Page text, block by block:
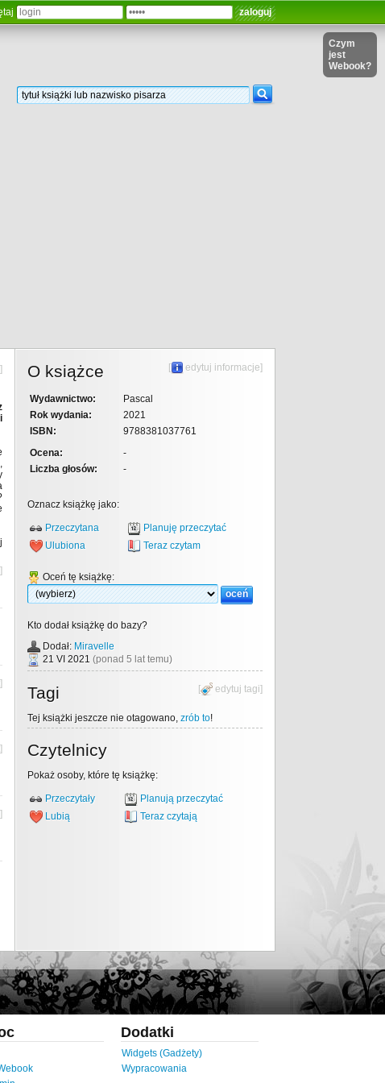
Czym
jest
Webook?
]
]
]
]
]
[ edytuj informacje]
O książce
Wydawnictwo:
Pascal
Rok wydania:
2021
ISBN:
9788381037761
Ocena:
-
Liczba głosów:
-
Oznacz książkę jako:
Przeczytana
Planuję przeczytać
Ulubiona
Teraz czytam
Oceń tę książkę:
Kto dodał książkę do bazy?
Dodał: Miravelle
21 VI 2021 (ponad 5 lat temu)
[ edytuj tagi]
Tagi
Tej książki jeszcze nie otagowano, zrób to!
Czytelnicy
Pokaż osoby, które tę książkę:
Przeczytały
Planują przeczytać
Lubią
Teraz czytają
Dodatki
Widgets (Gadżety)
Wypracowania